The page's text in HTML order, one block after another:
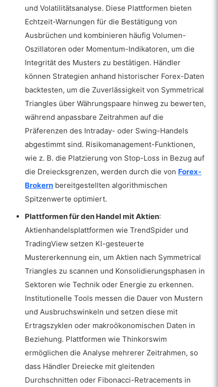
und Volatilitätsanalyse. Diese Plattformen bieten
Echtzeit-Warnungen für die Bestätigung von
Ausbrüchen und kombinieren häufig Volumen-
Oszillatoren oder Momentum-Indikatoren, um die
Integrität des Musters zu bestätigen. Händler
können Strategien anhand historischer Forex-Daten
backtesten, um die Zuverlässigkeit von Symmetrical
Triangles über Währungspaare hinweg zu bewerten,
während anpassbare Zeitrahmen auf die
Präferenzen des Intraday- oder Swing-Handels
abgestimmt sind. Risikomanagement-Funktionen,
wie z. B. die Platzierung von Stop-Loss in Bezug auf
die Dreiecksgrenzen, werden durch die von Forex-
Brokern bereitgestellten algorithmischen
Spitzenwerte optimiert.
Plattformen für den Handel mit Aktien:
Aktienhandelsplattformen wie TrendSpider und
TradingView setzen KI-gesteuerte
Mustererkennung ein, um Aktien nach Symmetrical
Triangles zu scannen und Konsolidierungsphasen in
Sektoren wie Technik oder Energie zu erkennen.
Institutionelle Tools messen die Dauer von Mustern
und Ausbruchswinkeln und setzen diese mit
Ertragszyklen oder makroökonomischen Daten in
Beziehung. Plattformen wie Thinkorswim
ermöglichen die Analyse mehrerer Zeitrahmen, so
dass Händler Dreiecke mit gleitenden
Durchschnitten oder Fibonacci-Retracements in